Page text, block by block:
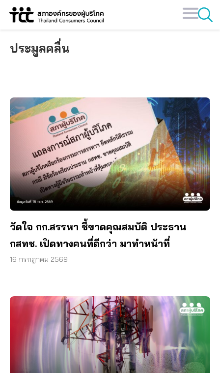
Skip
ประมูลคลื่น
วัดใจ กก.สรรหา ชี้ขาดคุณสมบัติ ประธาน
กสทช. เปิดทางคนที่ดีกว่า มาทำหน้าที่
16 กรกฎาคม 2569